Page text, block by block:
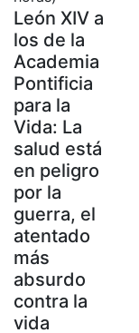
León XIV a
los de la
Academia
Pontificia
para la
Vida: La
salud está
en peligro
por la
guerra, el
atentado
más
absurdo
contra la
vida